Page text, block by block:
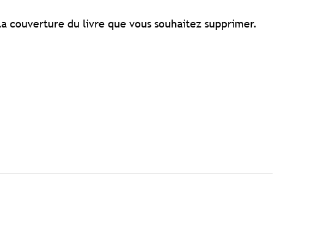
couverture du livre que vous souhaitez supprimer.